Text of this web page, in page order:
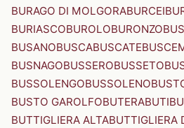
BURAGO DI MOLGORABURCEI
BURIASCOBUROLOBURONZO
BUSANOBUSCABUSCATE
BUSNAGOBUSSEROBUSSETO
BUSSOLENGOBUSSOLENO
BUSTO GAROLFOBUTERABUTI
BUTTIGLIERA ALTABUTTIGLIERA